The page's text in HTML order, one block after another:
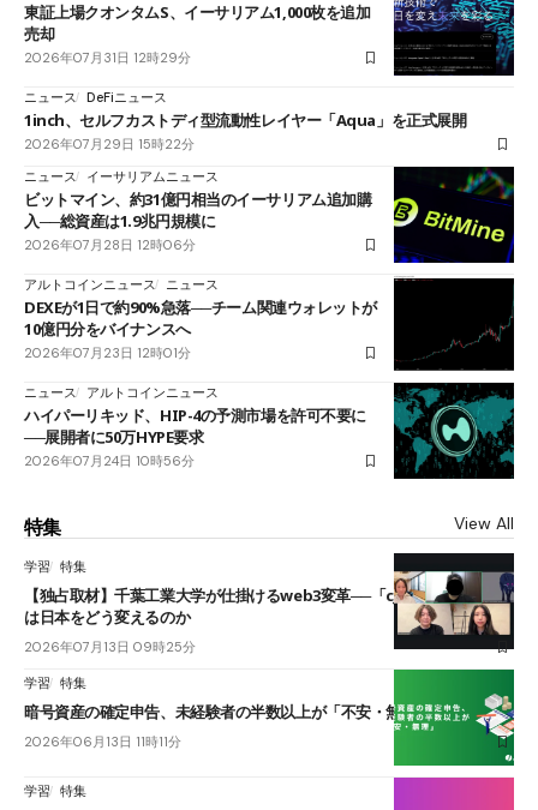
東証上場クオンタムS、イーサリアム1,000枚を追加
売却
2026年07月31日 12時29分
ニュース DeFiニュース
1inch、セルフカストディ型流動性レイヤー「Aqua」を正式展開
2026年07月29日 15時22分
ニュース
イーサリアムニュース
ビットマイン、約31億円相当のイーサリアム追加購
入──総資産は1.9兆円規模に
2026年07月28日 12時06分
アルトコインニュース ニュース
DEXEが1日で約90%急落──チーム関連ウォレットが
10億円分をバイナンスへ
2026年07月23日 12時01分
ニュース アルトコインニュース
ハイパーリキッド、HIP-4の予測市場を許可不要に
──展開者に50万HYPE要求
2026年07月24日 10時56分
特集 View All
学習 特集
【独占取材】千葉工業大学が仕掛けるweb3変革──「cJPY」とAIの融合
は日本をどう変えるのか
2026年07月13日 09時25分
学習 特集
暗号資産の確定申告、未経験者の半数以上が「不安・無理」
2026年06月13日 11時11分
学習 特集